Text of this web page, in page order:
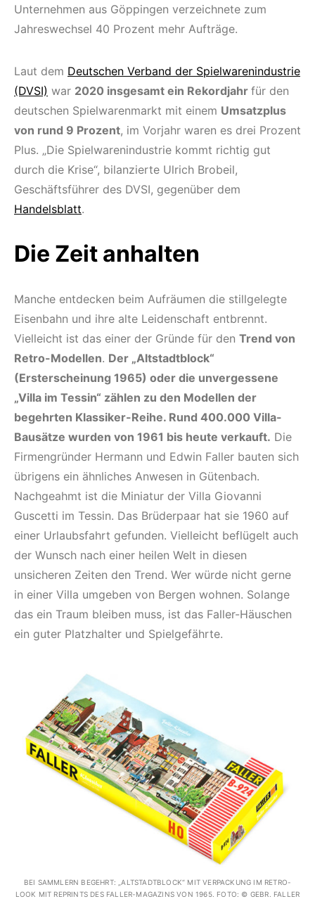
Unternehmen aus Göppingen verzeichnete zum
Jahreswechsel 40 Prozent mehr Aufträge.
Laut dem Deutschen Verband der Spielwarenindustrie
(DVSI) war 2020 insgesamt ein Rekordjahr für den
deutschen Spielwarenmarkt mit einem Umsatzplus
von rund 9 Prozent, im Vorjahr waren es drei Prozent
Plus. „Die Spielwarenindustrie kommt richtig gut
durch die Krise“, bilanzierte Ulrich Brobeil,
Geschäftsführer des DVSI, gegenüber dem
Handelsblatt.
Die Zeit anhalten
Manche entdecken beim Aufräumen die stillgelegte
Eisenbahn und ihre alte Leidenschaft entbrennt.
Vielleicht ist das einer der Gründe für den Trend von
Retro-Modellen. Der „Altstadtblock“
(Ersterscheinung 1965) oder die unvergessene
„Villa im Tessin“ zählen zu den Modellen der
begehrten Klassiker-Reihe. Rund 400.000 Villa-
Bausätze wurden von 1961 bis heute verkauft. Die
Firmengründer Hermann und Edwin Faller bauten sich
übrigens ein ähnliches Anwesen in Gütenbach.
Nachgeahmt ist die Miniatur der Villa Giovanni
Guscetti im Tessin. Das Brüderpaar hat sie 1960 auf
einer Urlaubsfahrt gefunden. Vielleicht beflügelt auch
der Wunsch nach einer heilen Welt in diesen
unsicheren Zeiten den Trend. Wer würde nicht gerne
in einer Villa umgeben von Bergen wohnen. Solange
das ein Traum bleiben muss, ist das Faller-Häuschen
ein guter Platzhalter und Spielgefährte.
BEI SAMMLERN BEGEHRT: „ALTSTADTBLOCK“ MIT VERPACKUNG IM RETRO-
LOOK MIT REPRINTS DES FALLER-MAGAZINS VON 1965. FOTO: © GEBR. FALLER